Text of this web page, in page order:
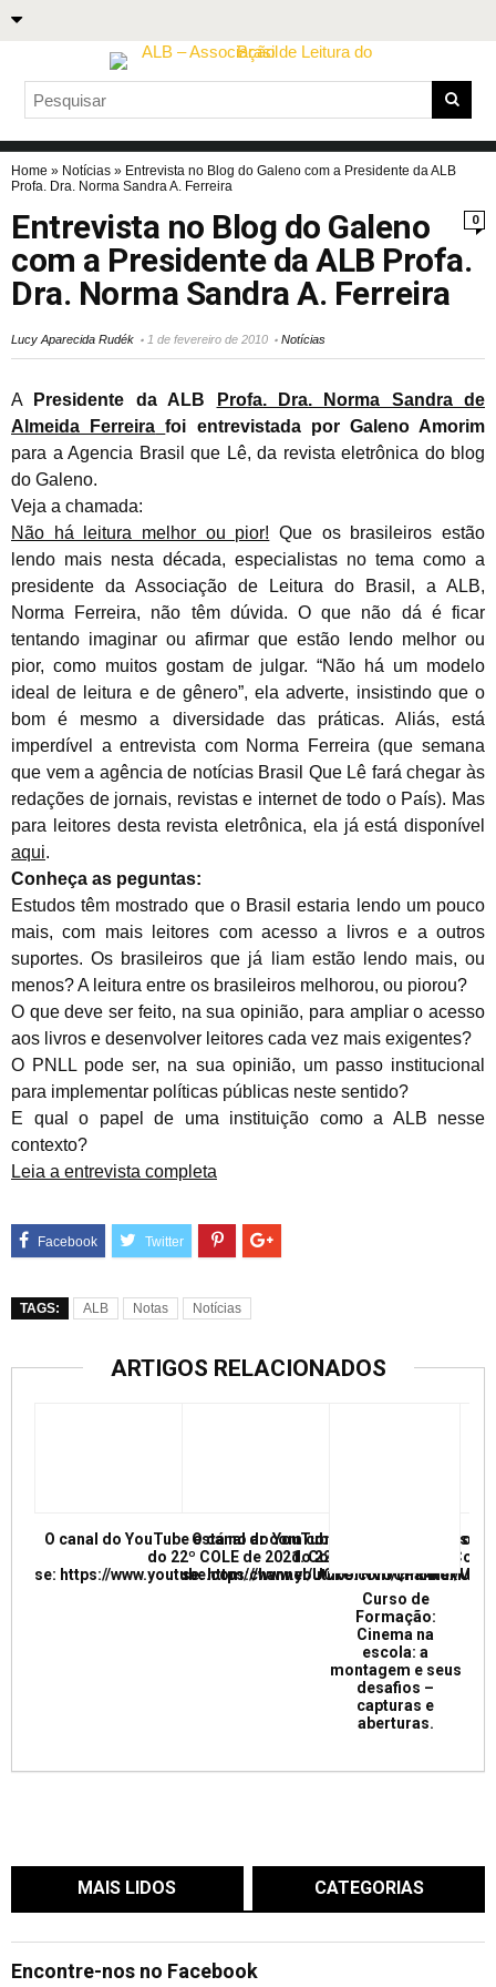
Home » Notícias » Entrevista no Blog do Galeno com a Presidente da ALB
Profa. Dra. Norma Sandra A. Ferreira
0
Entrevista no Blog do Galeno
com a Presidente da ALB Profa.
Dra. Norma Sandra A. Ferreira
Lucy Aparecida Rudék 1 de fevereiro de 2010 Notícias
A Presidente da ALB
Profa. Dra. Norma Sandra de
Almeida Ferreira foi entrevistada por Galeno Amorim
para a Agencia Brasil que Lê, da revista eletrônica do blog
do Galeno.
Veja a chamada:
Não há leitura melhor ou pior! Que os brasileiros estão
lendo mais nesta década, especialistas no tema como a
presidente da Associação de Leitura do Brasil, a ALB,
Norma Ferreira, não têm dúvida. O que não dá é ficar
tentando imaginar ou afirmar que estão lendo melhor ou
pior, como muitos gostam de julgar. “Não há um modelo
ideal de leitura e de gênero”, ela adverte, insistindo que o
bom é mesmo a diversidade das práticas. Aliás, está
imperdível a entrevista com Norma Ferreira (que semana
que vem a agência de notícias Brasil Que Lê fará chegar às
redações de jornais, revistas e internet de todo o País). Mas
para leitores desta revista eletrônica, ela já está disponível
aqui.
Conheça as peguntas:
Estudos têm mostrado que o Brasil estaria lendo um pouco
mais, com mais leitores com acesso a livros e a outros
suportes. Os brasileiros que já liam estão lendo mais, ou
menos? A leitura entre os brasileiros melhorou, ou piorou?
O que deve ser feito, na sua opinião, para ampliar o acesso
aos livros e desenvolver leitores cada vez mais exigentes?
O PNLL pode ser, na sua opinião, um passo institucional
para implementar políticas públicas neste sentido?
E qual o papel de uma instituição como a ALB nesse
contexto?
Leia a entrevista completa
TAGS: ALB Notas Notícias
ARTIGOS RELACIONADOS
O canal do YouTube está no ar com conferências e mesas
do 22º COLE de 2021. Confira e inscreva
se: https://www.youtube.com/channel/
O canal do YouTube está no ar com
do 22º COLE de 2021.
se: https://www.youtube.com/channel/
Curso de
Formação:
Cinema na
escola: a
montagem e seus
desafios –
capturas e
aberturas.
MAIS LIDOS CATEGORIAS
Encontre-nos no Facebook